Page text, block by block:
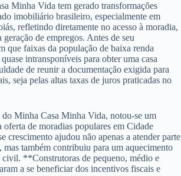
Minha Vida tem gerado transformações
imobiliário brasileiro, especialmente em
refletindo diretamente no acesso à moradia,
de empregos. Antes de seu
que faixas da população de baixa renda
intransponíveis para obter uma casa
de reunir a documentação exigida para
seja pelas altas taxas de juros praticadas no
Minha Casa Minha Vida, notou-se um
oferta de moradias populares em Cidade
crescimento ajudou não apenas a atender parte
mas também contribuiu para um aquecimento
civil. **Construtoras de pequeno, médio e
a se beneficiar dos incentivos fiscais e